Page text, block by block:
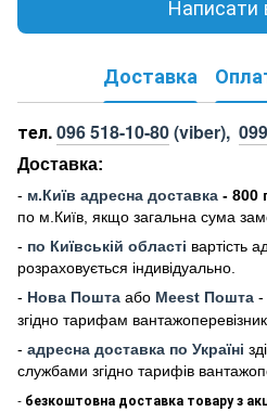
Написати
Доставка
тел.096 518-10-80(viber),
Доставка:
- м.Київ адресна доставка - 800
по м.Київ, якщо загальна сума
- по Київській області вартість
розраховується індивідуально.
- Нова Пошта або Meest Пошта -
згідно тарифам
- адресна доставка по Україні
службами згідно тарифів
- безкоштовна доставка товару з